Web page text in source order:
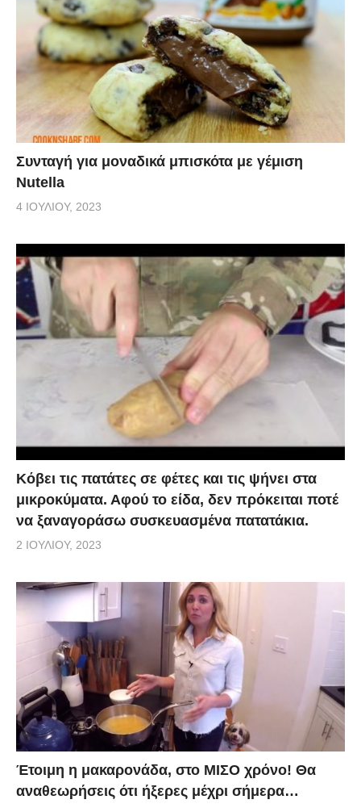
Συνταγή για μοναδικά μπισκότα με γέμιση
Nutella
4 ΙΟΥΛΊΟΥ, 2023
Κόβει τις πατάτες σε φέτες και τις ψήνει στα
μικροκύματα. Αφού το είδα, δεν πρόκειται ποτέ
να ξαναγοράσω συσκευασμένα πατατάκια.
2 ΙΟΥΛΊΟΥ, 2023
Έτοιμη η μακαρονάδα, στο ΜΙΣΟ χρόνο! Θα
αναθεωρήσεις ότι ήξερες μέχρι σήμερα…